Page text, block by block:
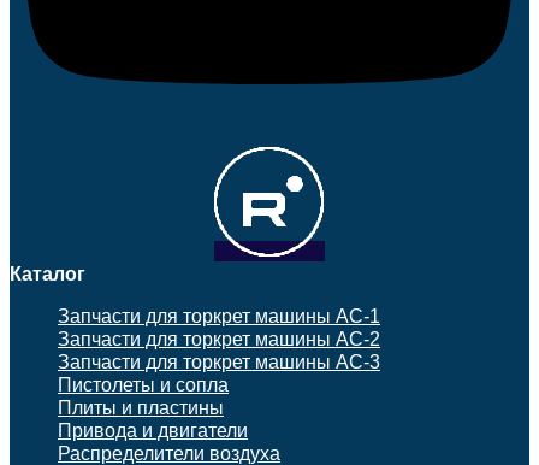
Каталог
Запчасти для торкрет машины АС-1
Запчасти для торкрет машины АС-2
Запчасти для торкрет машины АС-3
Пистолеты и сопла
Плиты и пластины
Привода и двигатели
Распределители воздуха